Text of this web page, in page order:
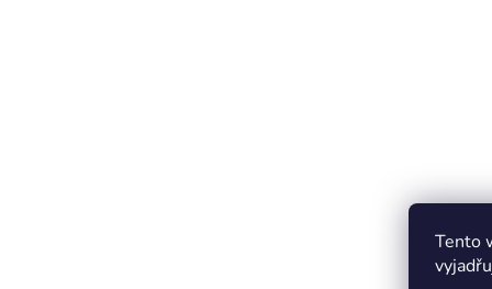
Tento